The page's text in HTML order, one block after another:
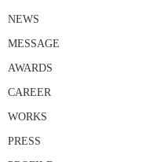
NEWS
MESSAGE
AWARDS
CAREER
WORKS
PRESS